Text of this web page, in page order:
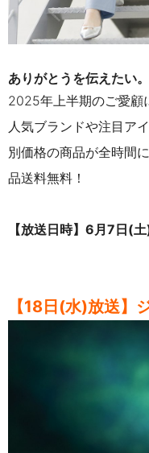
ありがとうを伝えたい
2025年上半期のご愛顧
人気ブランドや注目ア
別価格の商品が全時間
品送料無料！
【放送日時】6月7日
【18日(水)放送】